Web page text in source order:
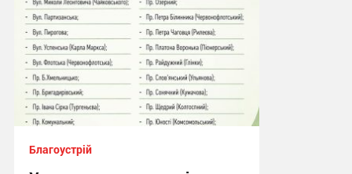
Благоустрій